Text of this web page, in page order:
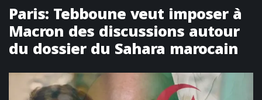
Paris: Tebboune veut imposer à
Macron des discussions autour
du dossier du Sahara marocain